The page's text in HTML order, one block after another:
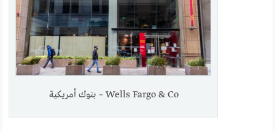
Wells Fargo & Co – بنوك أمريكية